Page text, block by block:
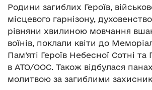
Родини загиблих Героїв,
місцевого гарнізону,
рівняни хвилиною мовчання
воїнів, поклали квіти до
Пам’яті Героїв Небесної Сотні та
в АТО/ООС. Також відбулася
молитвою за загиблими